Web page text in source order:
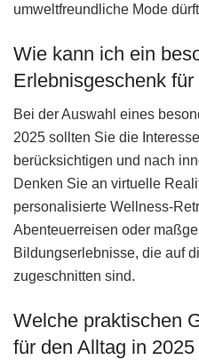
umweltfreundliche Mode
Wie kann ich ein
Erlebnisgeschenk
Bei der Auswahl eines
2025 sollten Sie die
berücksichtigen und nach
Denken Sie an virtuelle
personalisierte Wellness-
Abenteuerreisen oder
Bildungserlebnisse, die auf
zugeschnitten sind.
Welche praktischen
für den Alltag in